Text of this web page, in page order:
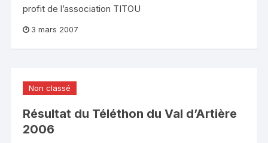
profit de l’association TITOU
3 mars 2007
Non classé
Résultat du Téléthon du Val d’Artière
2006